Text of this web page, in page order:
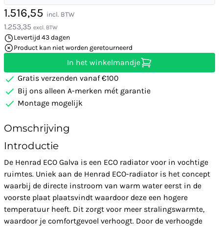
1.516,55 incl. BTW
1.253,35 excl. BTW
Levertijd 43 dagen
Product kan niet worden geretourneerd
In het winkelmandje
Gratis verzenden vanaf €100
Bij ons alleen A-merken mét garantie
Montage mogelijk
Omschrijving
Introductie
De Henrad ECO Galva is een ECO radiator voor in vochtige
ruimtes. Uniek aan de Henrad ECO-radiator is het concept
waarbij de directe instroom van warm water eerst in de
voorste plaat plaatsvindt waardoor deze een hogere
temperatuur heeft. Dit zorgt voor meer stralingswarmte,
waardoor je comfortgevoel verhoogt. Door de verhoogde